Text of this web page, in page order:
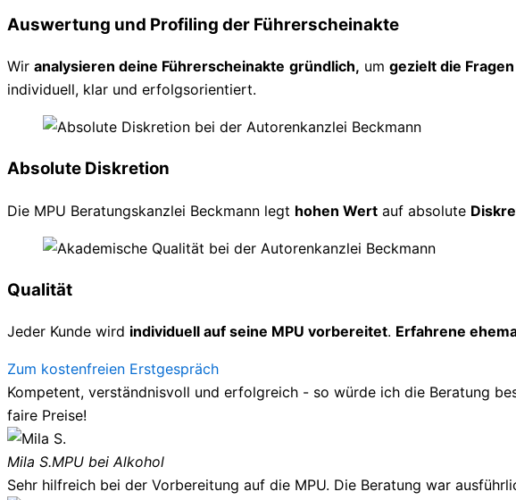
Auswertung und Profiling der Führerscheinakte
Wir analysieren deine Führerscheinakte gründlich, um gezielt die
individuell, klar und erfolgsorientiert.
Absolute Diskretion
Die MPU Beratungskanzlei Beckmann legt hohen Wert auf absolute
Qualität
Jeder Kunde wird individuell auf seine MPU vorbereitet. Erfahrene
Zum kostenfreien Erstgespräch
Kompetent, verständnisvoll und erfolgreich - so würde ich die Beratung
faire Preise!
Mila S.MPU bei Alkohol
Sehr hilfreich bei der Vorbereitung auf die MPU. Die Beratung war